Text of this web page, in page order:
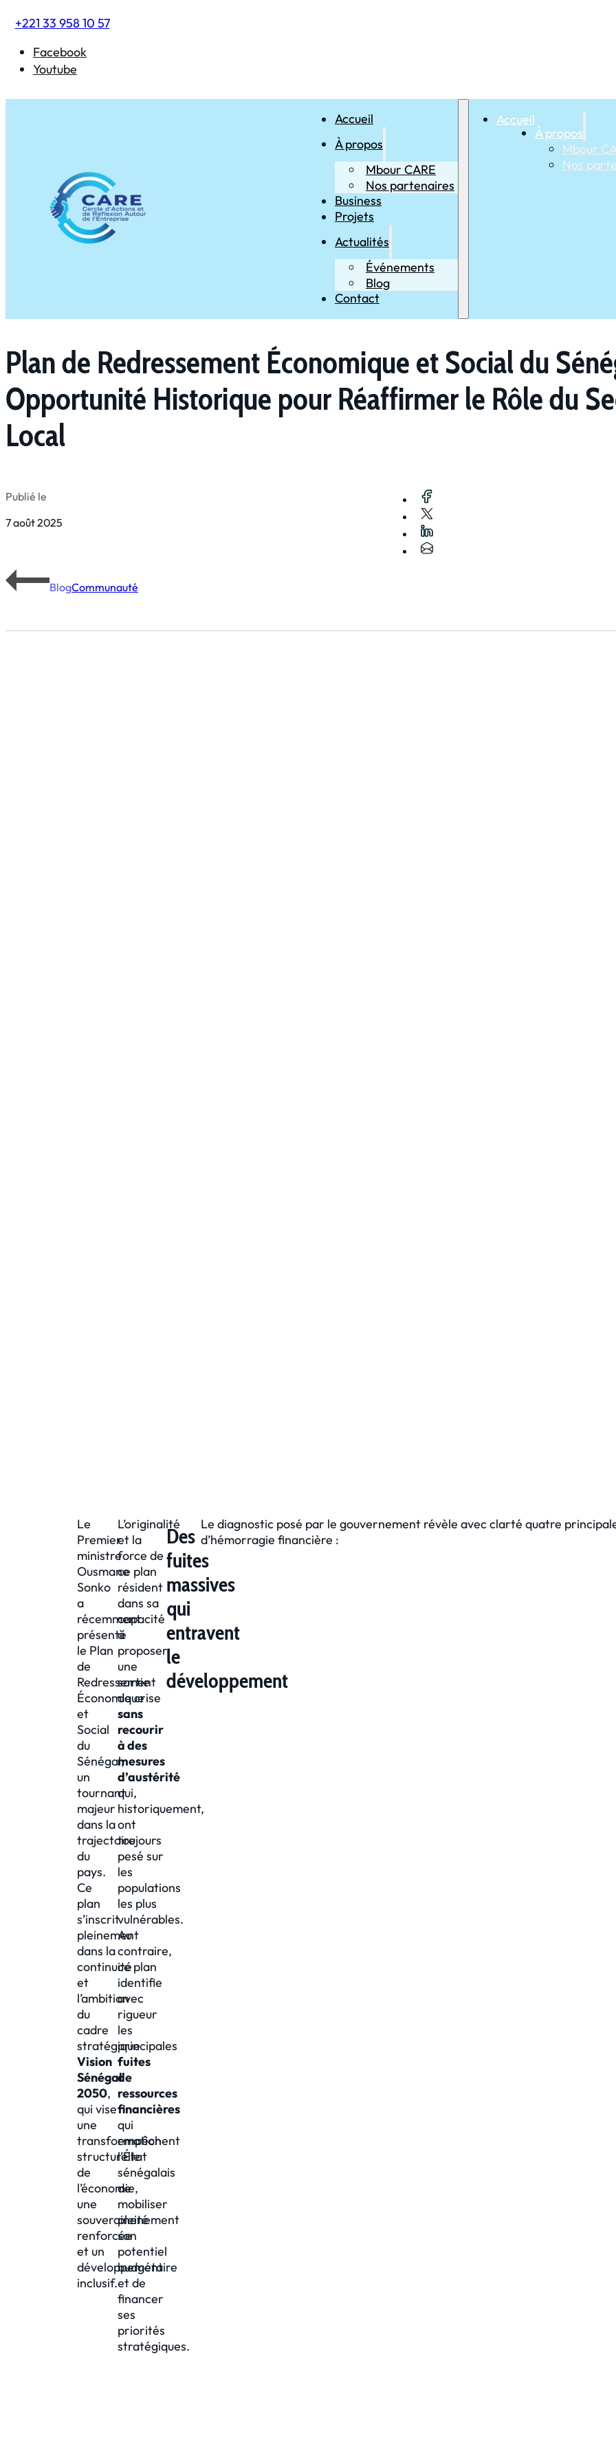
+221 33 958 10 57
Facebook
Youtube
Accueil
À propos
Mbour CARE
Nos partenaires
Business
Projets
Actualités
Événements
Blog
Contact
Accueil
À propos
Mbour
Nos
Plan de Redressement Économique et Social du
Opportunité Historique pour Réaffirmer le Rôle du
Local
Publié le
7 août 2025
BlogCommunauté
Le
Premier
ministre
Ousmane
Sonko
a
récemment
présenté
le Plan
de
Redressement
Économique
et
Social
du
Sénégal,
un
tournant
majeur
dans la
trajectoire
du
pays.
Ce
plan
s’inscrit
pleinement
dans la
continuité
et
l’ambition
du
cadre
stratégique
Vision
Sénégal
2050,
qui vise
une
transformation
structurelle
de
l’économie,
une
souveraineté
renforcée
et un
développement
inclusif.
L’originalité
et la
force de
ce plan
résident
dans sa
capacité
à
proposer
une
sortie
de crise
sans
recourir
à des
mesures
d’austérité
qui,
historiquement,
ont
toujours
pesé sur
les
populations
les plus
vulnérables.
Au
contraire,
ce plan
identifie
avec
rigueur
les
principales
fuites
de
ressources
financières
qui
empêchent
l’État
sénégalais
de
mobiliser
pleinement
son
potentiel
budgétaire
et de
financer
ses
priorités
stratégiques.
Des
fuites
massives
qui
entravent
le
développement
Le diagnostic posé par le gouvernement révèle avec clarté quatre
d’hémorragie financière :